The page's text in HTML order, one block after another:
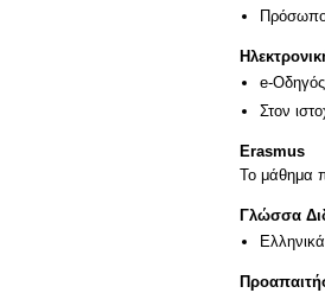
e-
Στον
Erasmus
Το μάθημα
Γλώσσα
Ελληνικά